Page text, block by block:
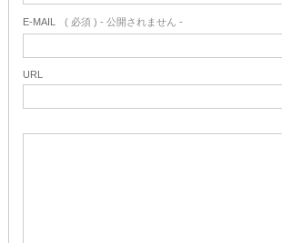
E-MAIL ( 必須 ) - 公開されません -
URL